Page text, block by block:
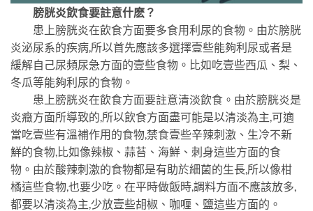
膀胱炎飲食要註意什麽？
患上膀胱炎在飲食方面要多食用利尿的食物。由於膀胱
炎泌尿系的疾病,所以首先應該多選擇壹些能夠利尿或者是
緩解自己尿頻尿急方面的壹些食物。比如吃壹些西瓜、梨、
冬瓜等能夠利尿的食物。
患上膀胱炎在飲食方面要註意清淡飲食。由於膀胱炎是
炎癥方面所導致的,所以飲食方面盡可能是以清淡為主,可適
當吃壹些有溫補作用的食物,禁食壹些辛辣刺激、生冷不新
鮮的食物,比如像辣椒、蒜苔、海鮮、刺身這些方面的食
物。由於酸辣刺激的食物都是有助於細菌的生長,所以像柑
橘這些食物,也要少吃。在平時做飯時,調料方面不應該放多,
都要以清淡為主,少放壹些胡椒、咖喱、鹽這些方面的。